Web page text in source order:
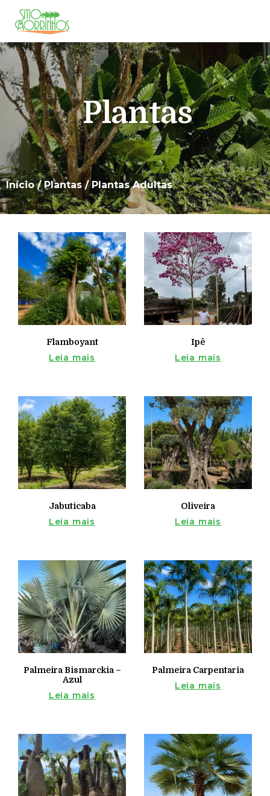
Plantas
Início/Plantas/ Plantas Adultas
Flamboyant
Leia mais
Ipê
Leia mais
Jabuticaba
Leia mais
Oliveira
Leia mais
Palmeira Bismarckia –
Azul
Leia mais
Palmeira Carpentaria
Leia mais